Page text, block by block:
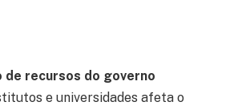
de recursos do governo
e universidades afeta o